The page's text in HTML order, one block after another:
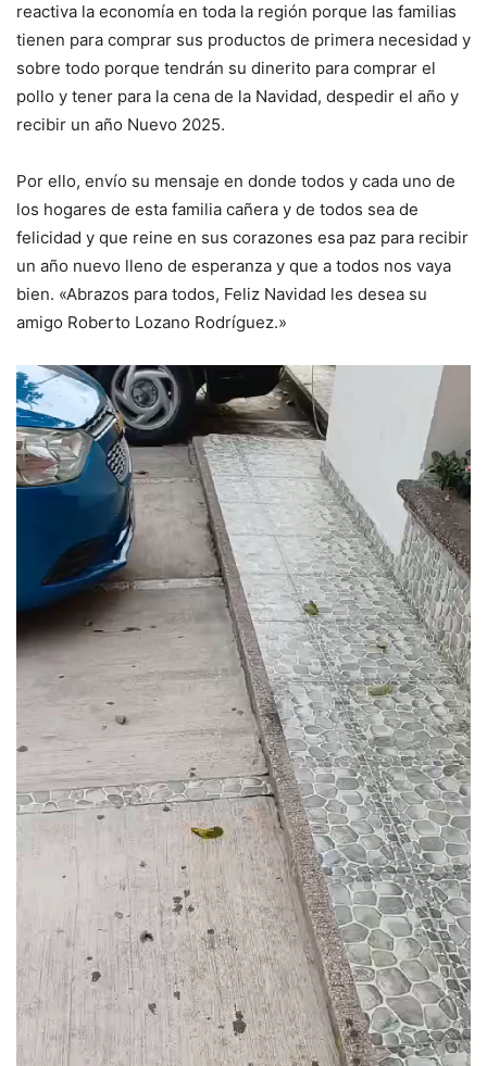
reactiva la economía en toda la región porque las familias
tienen para comprar sus productos de primera necesidad y
sobre todo porque tendrán su dinerito para comprar el
pollo y tener para la cena de la Navidad, despedir el año y
recibir un año Nuevo 2025.
Por ello, envío su mensaje en donde todos y cada uno de
los hogares de esta familia cañera y de todos sea de
felicidad y que reine en sus corazones esa paz para recibir
un año nuevo lleno de esperanza y que a todos nos vaya
bien. «Abrazos para todos, Feliz Navidad les desea su
amigo Roberto Lozano Rodríguez.»